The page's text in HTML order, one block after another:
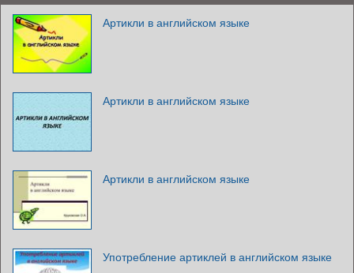
Артикли в английском языке
Артикли в английском языке
Артикли в английском языке
Употребление артиклей в английском языке